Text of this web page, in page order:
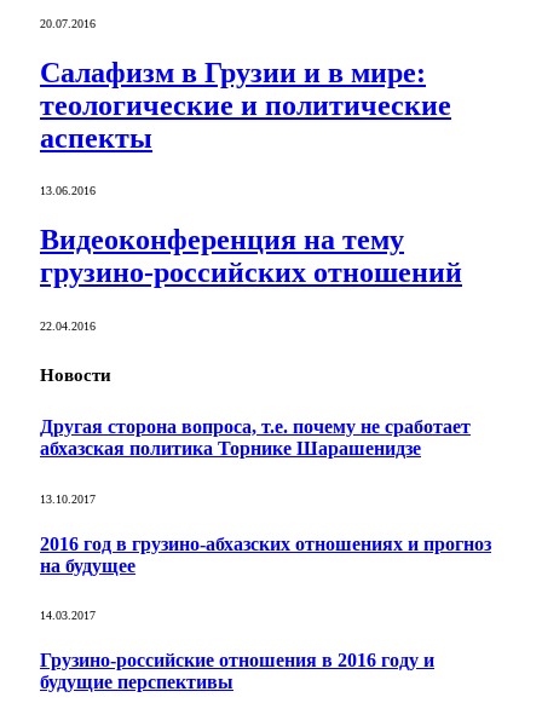
20.07.2016
Салафизм в Грузии и в мире:
теологические и политические
аспекты
13.06.2016
Видеоконференция на тему
грузино-российских отношений
22.04.2016
Новости
Другая сторона вопроса, т.е. почему не сработает
абхазская политика Торнике Шарашенидзе
13.10.2017
2016 год в грузино-абхазских отношениях и прогноз
на будущее
14.03.2017
Грузино-российские отношения в 2016 году и
будущие перспективы